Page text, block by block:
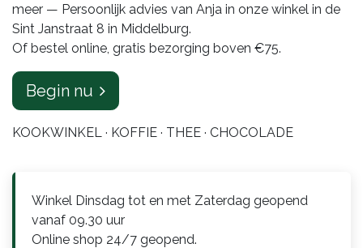
meer — Persoonlijk advies van Anja in onze winkel in de
Sint Janstraat 8 in Middelburg.
Of bestel online, gratis bezorging boven €75.
Begin nu
KOOKWINKEL · KOFFIE · THEE · CHOCOLADE
Winkel Dinsdag tot en met Zaterdag geopend
vanaf 09.30 uur
Online shop 24/7 geopend.